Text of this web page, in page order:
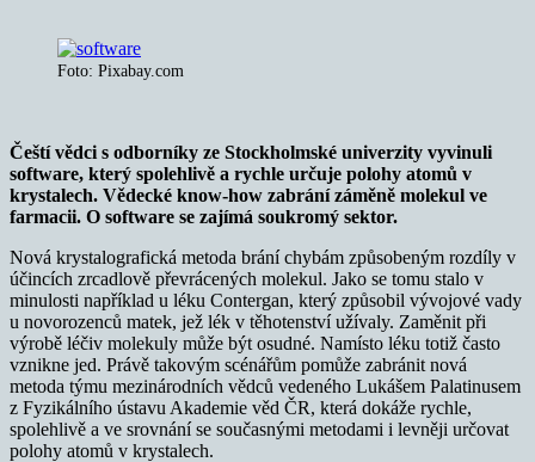
Foto: Pixabay.com
Čeští vědci s odborníky ze Stockholmské univerzity vyvinuli
software, který spolehlivě a rychle určuje polohy atomů v
krystalech. Vědecké know-how zabrání záměně molekul ve
farmacii. O software se zajímá soukromý sektor.
Nová krystalografická metoda brání chybám způsobeným rozdíly v
účincích zrcadlově převrácených molekul. Jako se tomu stalo v
minulosti například u léku Contergan, který způsobil vývojové vady
u novorozenců matek, jež lék v těhotenství užívaly. Zaměnit při
výrobě léčiv molekuly může být osudné. Namísto léku totiž často
vznikne jed. Právě takovým scénářům pomůže zabránit nová
metoda týmu mezinárodních vědců vedeného Lukášem Palatinusem
z Fyzikálního ústavu Akademie věd ČR, která dokáže rychle,
spolehlivě a ve srovnání se současnými metodami i levněji určovat
polohy atomů v krystalech.